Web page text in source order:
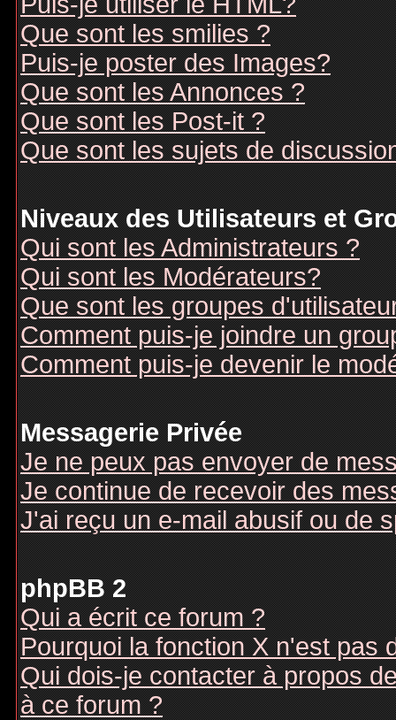
Que sont les smilies ?
Puis-je poster des Images?
Que sont les Annonces ?
Que sont les Post-it ?
Que sont les sujets de
Niveaux des Utilisateurs et
Qui sont les Administrateurs ?
Qui sont les Modérateurs?
Que sont les groupes
Comment puis-je joindre un
Comment puis-je devenir le
Messagerie Privée
Je ne peux pas envoyer de
Je continue de recevoir des
J'ai reçu un e-mail abusif ou de
phpBB 2
Qui a écrit ce forum ?
Pourquoi la fonction X n'est pas
Qui dois-je contacter à propos
à ce forum ?